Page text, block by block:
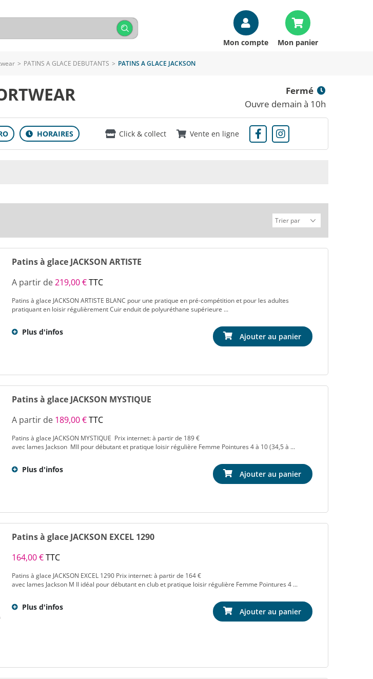
Mon compte Mon panier
> PATINS A GLACE DEBUTANTS > PATINS A GLACE JACKSON
Fermé
Ouvre demain à 10h
Click & collect Vente en ligne
Patins à glace JACKSON ARTISTE
A partir de219,00 €TTC
Patins à glace JACKSON ARTISTE BLANC pour une pratique en pré-compétition et pour les adultes
pratiquant en loisir régulièrement Cuir enduit de polyuréthane supérieure ...
Plus d'infos Ajouter au panier
Patins à glace JACKSON MYSTIQUE
A partir de 189,00 €TTC
Patins à glace JACKSON MYSTIQUE Prix internet: à partir de 189 €
avec lames Jackson MII pour débutant et pratique loisir régulière Femme Pointures 4 à 10 (34,5 à ...
Plus d'infos Ajouter au panier
Patins à glace JACKSON EXCEL 1290
164,00 €TTC
Patins à glace JACKSON EXCEL 1290 Prix internet: à partir de 164 €
avec lames Jackson M II idéal pour débutant en club et pratique loisir régulière Femme Pointures 4 ...
Plus d'infos